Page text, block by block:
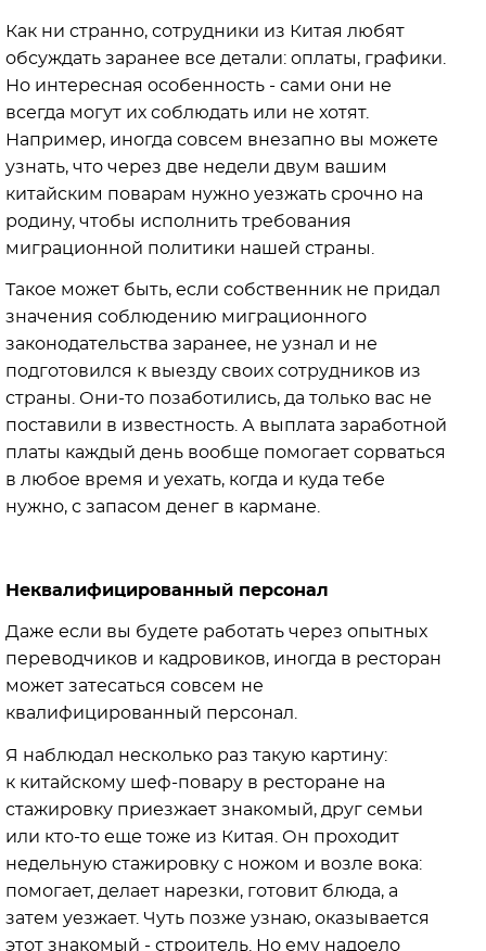
Как ни странно, сотрудники из Китая любят
обсуждать заранее все детали: оплаты, графики.
Но интересная особенность - сами они не
всегда могут их соблюдать или не хотят.
Например, иногда совсем внезапно вы можете
узнать, что через две недели двум вашим
китайским поварам нужно уезжать срочно на
родину, чтобы исполнить требования
миграционной политики нашей страны.
Такое может быть, если собственник не придал
значения соблюдению миграционного
законодательства заранее, не узнал и не
подготовился к выезду своих сотрудников из
страны. Они-то позаботились, да только вас не
поставили в известность. А выплата заработной
платы каждый день вообще помогает сорваться
в любое время и уехать, когда и куда тебе
нужно, с запасом денег в кармане.
Неквалифицированный персонал
Даже если вы будете работать через опытных
переводчиков и кадровиков, иногда в ресторан
может затесаться совсем не
квалифицированный персонал.
Я наблюдал несколько раз такую картину:
к китайскому шеф-повару в ресторане на
стажировку приезжает знакомый, друг семьи
или кто-то еще тоже из Китая. Он проходит
недельную стажировку с ножом и возле вока:
помогает, делает нарезки, готовит блюда, а
затем уезжает. Чуть позже узнаю, оказывается
этот знакомый - строитель. Но ему надоело